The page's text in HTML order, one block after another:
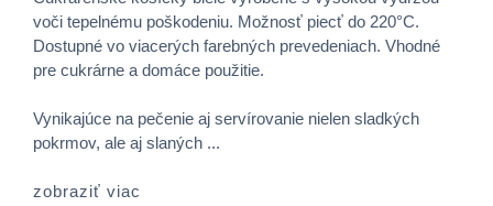
voči tepelnému poškodeniu. Možnosť piecť do 220°C.
Dostupné vo viacerých farebných prevedeniach. Vhodné
pre cukrárne a domáce použitie.
Vynikajúce na pečenie aj servírovanie nielen sladkých
pokrmov, ale aj slaných ...
zobraziť viac